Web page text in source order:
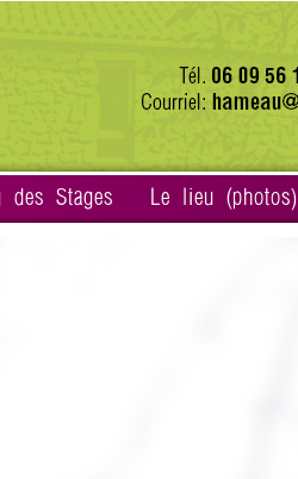
des Stages Le lieu (photos)